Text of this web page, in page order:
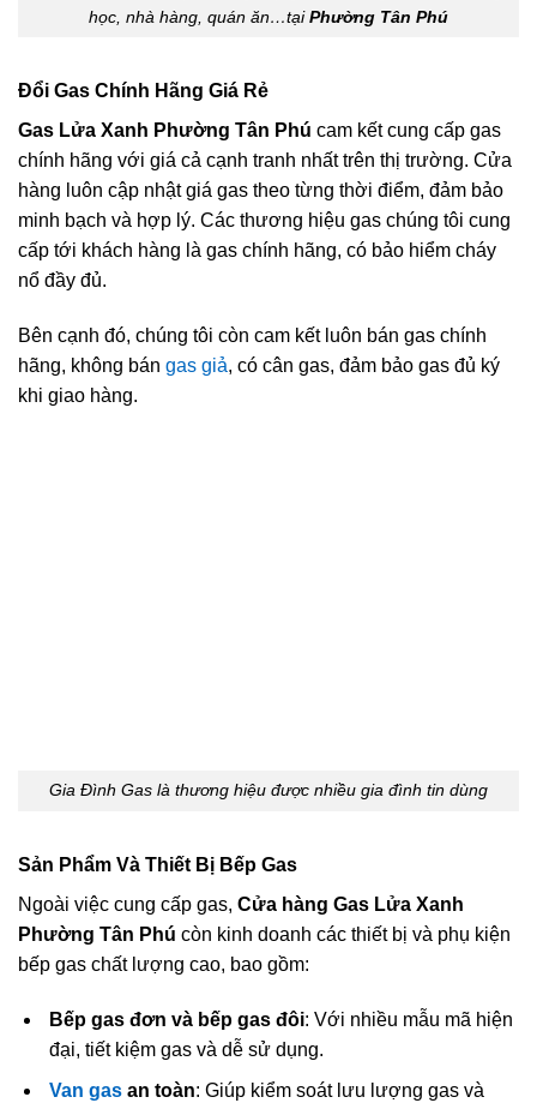
học, nhà hàng, quán ăn…tạiPhường Tân Phú
Đổi Gas Chính Hãng Giá Rẻ
Gas Lửa Xanh Phường Tân Phú cam kết cung cấp gas
chính hãng với giá cả cạnh tranh nhất trên thị trường. Cửa
hàng luôn cập nhật giá gas theo từng thời điểm, đảm bảo
minh bạch và hợp lý. Các thương hiệu gas chúng tôi cung
cấp tới khách hàng là gas chính hãng, có bảo hiểm cháy
nổ đầy đủ.
Bên cạnh đó, chúng tôi còn cam kết luôn bán gas chính
hãng, không bán gas giả, có cân gas, đảm bảo gas đủ ký
khi giao hàng.
Gia Đình Gas là thương hiệu được nhiều gia đình tin dùng
Sản Phẩm Và Thiết Bị Bếp Gas
Ngoài việc cung cấp gas, Cửa hàng Gas Lửa Xanh
Phường Tân Phú còn kinh doanh các thiết bị và phụ kiện
bếp gas chất lượng cao, bao gồm:
Bếp gas đơn và bếp gas đôi: Với nhiều mẫu mã hiện
đại, tiết kiệm gas và dễ sử dụng.
Van gasan toàn: Giúp kiểm soát lưu lượng gas và